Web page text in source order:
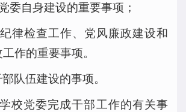
委自身建设的重要事项；
律检查工作、党风廉政建设和
作的重要事项。
部队伍建设的事项。
校党委完成干部工作的有关事